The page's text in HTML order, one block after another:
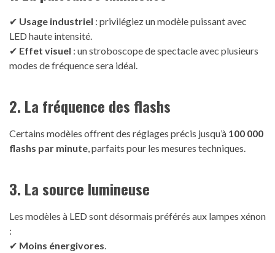
✔ Usage industriel : privilégiez un modèle puissant avec
LED haute intensité.
✔ Effet visuel : un stroboscope de spectacle avec plusieurs
modes de fréquence sera idéal.
2. La fréquence des flashs
Certains modèles offrent des réglages précis jusqu’à 100 000
flashs par minute , parfaits pour les mesures techniques.
3. La source lumineuse
Les modèles à LED sont désormais préférés aux lampes xénon
:
✔ Moins énergivores